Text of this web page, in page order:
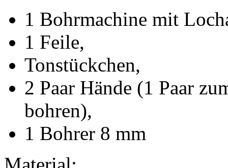
1 Bohrmachine mit
1 Feile,
Tonstückchen,
2 Paar Hände (1 Paar
bohren),
1 Bohrer 8 mm